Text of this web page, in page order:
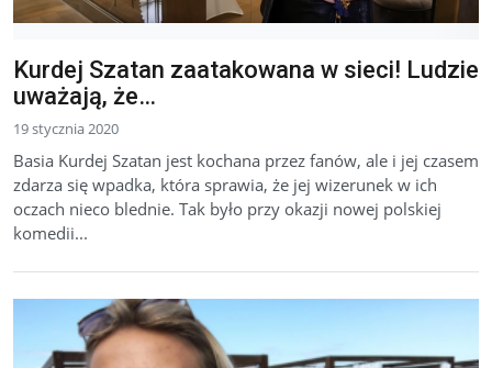
Kurdej Szatan zaatakowana w sieci! Ludzie
uważają, że…
19 stycznia 2020
Basia Kurdej Szatan jest kochana przez fanów, ale i jej czasem
zdarza się wpadka, która sprawia, że jej wizerunek w ich
oczach nieco blednie. Tak było przy okazji nowej polskiej
komedii...